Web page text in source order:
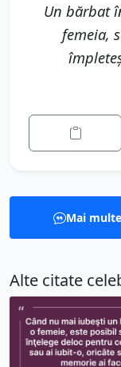
Un bărbat
femeia,
Mai
Alte citate